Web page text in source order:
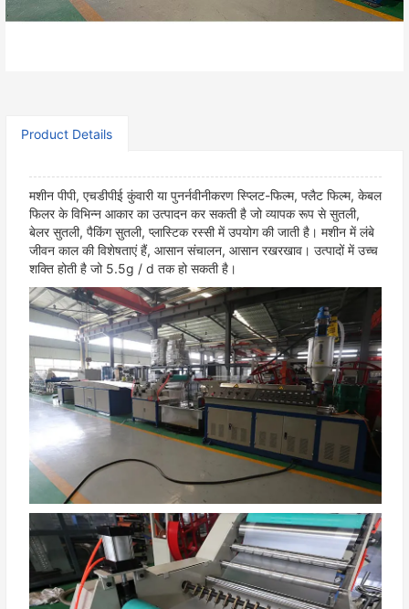
Product Details
मशीन पीपी, एचडीपीई कुंवारी या पुनर्नवीनीकरण स्प्लिट-फिल्म, फ्लैट फिल्म, केबल
फिलर के विभिन्न आकार का उत्पादन कर सकती है जो व्यापक रूप से सुतली,
बेलर सुतली, पैकिंग सुतली, प्लास्टिक रस्सी में उपयोग की जाती है। मशीन में लंबे
जीवन काल की विशेषताएं हैं, आसान संचालन, आसान रखरखाव। उत्पादों में उच्च
शक्ति होती है जो 5.5g / d तक हो सकती है।